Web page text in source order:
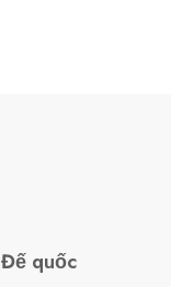
Đế quốc